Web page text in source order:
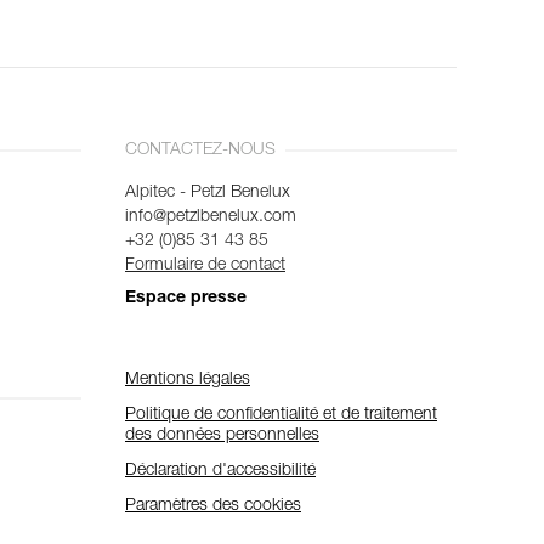
CONTACTEZ-NOUS
Alpitec - Petzl Benelux
info@petzlbenelux.com
+32 (0)85 31 43 85
Formulaire de contact
Espace presse
Mentions légales
Politique de confidentialité et de traitement
des données personnelles
Déclaration d'accessibilité
Paramètres des cookies